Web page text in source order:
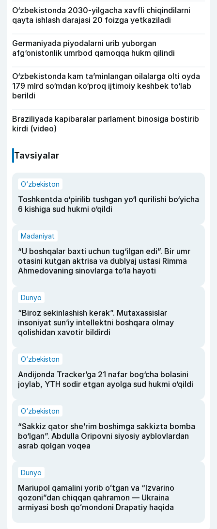
O‘zbekistonda 2030-yilgacha xavfli chiqindilarni
qayta ishlash darajasi 20 foizga yetkaziladi
Germaniyada piyodalarni urib yuborgan
afg‘onistonlik umrbod qamoqqa hukm qilindi
O‘zbekistonda kam ta’minlangan oilalarga olti oyda
179 mlrd so‘mdan ko‘proq ijtimoiy keshbek to‘lab
berildi
Braziliyada kapibaralar parlament binosiga bostirib
kirdi (video)
Tavsiyalar
O‘zbekiston
Toshkentda o‘pirilib tushgan yo‘l qurilishi bo‘yicha
6 kishiga sud hukmi o‘qildi
Madaniyat
“U boshqalar baxti uchun tug‘ilgan edi”. Bir umr
otasini kutgan aktrisa va dublyaj ustasi Rimma
Ahmedovaning sinovlarga to‘la hayoti
Dunyo
“Biroz sekinlashish kerak”. Mutaxassislar
insoniyat sun’iy intellektni boshqara olmay
qolishidan xavotir bildirdi
O‘zbekiston
Andijonda Tracker’ga 21 nafar bog‘cha bolasini
joylab, YTH sodir etgan ayolga sud hukmi o‘qildi
O‘zbekiston
“Sakkiz qator she’rim boshimga sakkizta bomba
bo‘lgan”. Abdulla Oripovni siyosiy ayblovlardan
asrab qolgan voqea
Dunyo
Mariupol qamalini yorib oʻtgan va “Izvarino
qozoni”dan chiqqan qahramon — Ukraina
armiyasi bosh qoʻmondoni Drapatiy haqida